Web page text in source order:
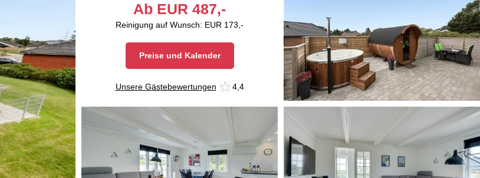
Ab EUR 487,-
Reinigung auf Wunsch: EUR 173,-
Preise und Kalender
Unsere Gästebewertungen 4,4